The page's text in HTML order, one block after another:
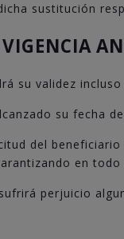
sustitución
su validez
su fecha
del
en
perjuicio